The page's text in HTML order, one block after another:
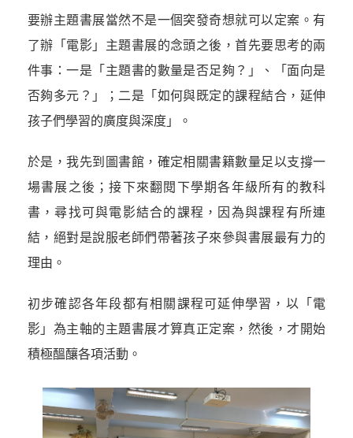
要辦主題書展當然不是一個突發奇想就可以定案。有
了辦「電影」主題書展的念頭之後，首先要思考的兩
件事：一是「主題書的數量是否足夠？」、「面向是
否夠多元？」；二是「如何與既定的課程結合，延伸
孩子們學習的廣度與深度」。
於是，我先到圖書館，確定相關書籍數量足以支撐一
場書展之後；接下來翻閱下學期各年級所有的教科
書，尋找可與電影結合的課程，因為與課程有所連
結，絕對是說服老師們帶著孩子來參與書展最有力的
理由。
初步確認各年段都有相關課程可延伸學習，以「電
影」為主軸的主題書展才算真正定案，然後，才開始
積極醞釀各項活動。